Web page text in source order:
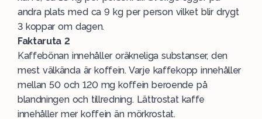
andra plats med ca 9 kg per person vilket blir drygt
3 koppar om dagen.
Faktaruta 2
Kaffebönan innehåller oräkneliga substanser, den
mest välkända är koffein. Varje kaffekopp innehåller
mellan 50 och 120 mg koffein beroende på
blandningen och tillredning. Lättrostat kaffe
innehåller mer koffein än mörkrostat.